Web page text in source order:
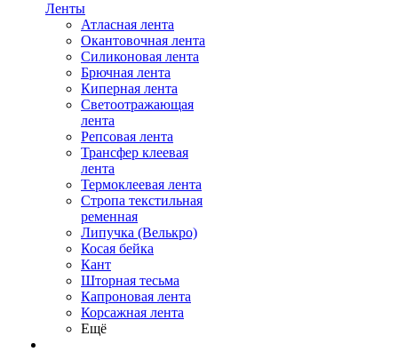
Ленты
Атласная лента
Окантовочная лента
Силиконовая лента
Брючная лента
Киперная лента
Светоотражающая
лента
Репсовая лента
Трансфер клеевая
лента
Термоклеевая лента
Стропа текстильная
ременная
Липучка (Велькро)
Косая бейка
Кант
Шторная тесьма
Капроновая лента
Корсажная лента
Ещё